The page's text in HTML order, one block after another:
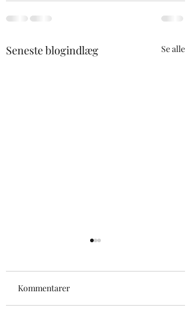
Seneste blogindlæg Se alle
Kommentarer